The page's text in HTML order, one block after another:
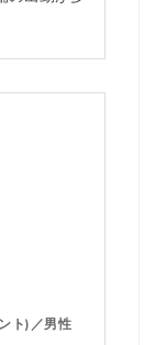
ト)／男性